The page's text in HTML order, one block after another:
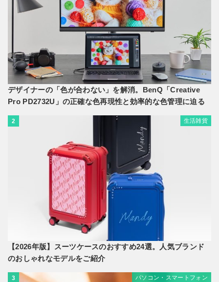
デザイナーの「色が合わない」を解消。BenQ「Creative
Pro PD2732U」の正確な色再現性と効率的な色管理に迫る
2 生活雑貨
【2026年版】スーツケースのおすすめ24選。人気ブランド
のおしゃれなモデルをご紹介
3 パソコン・スマートフォン